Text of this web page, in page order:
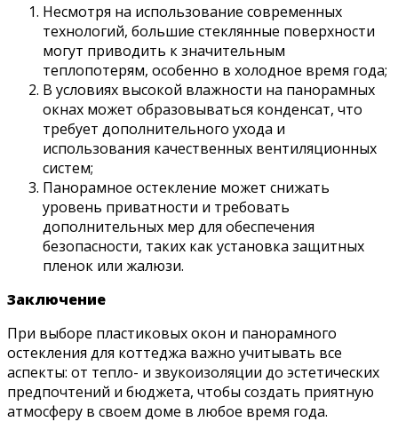
Несмотря на использование современных
технологий, большие стеклянные поверхности
могут приводить к значительным
теплопотерям, особенно в холодное время года;
В условиях высокой влажности на панорамных
окнах может образовываться конденсат, что
требует дополнительного ухода и
использования качественных вентиляционных
систем;
Панорамное остекление может снижать
уровень приватности и требовать
дополнительных мер для обеспечения
безопасности, таких как установка защитных
пленок или жалюзи.
Заключение
При выборе пластиковых окон и панорамного
остекления для коттеджа важно учитывать все
аспекты: от тепло- и звукоизоляции до эстетических
предпочтений и бюджета, чтобы создать приятную
атмосферу в своем доме в любое время года.